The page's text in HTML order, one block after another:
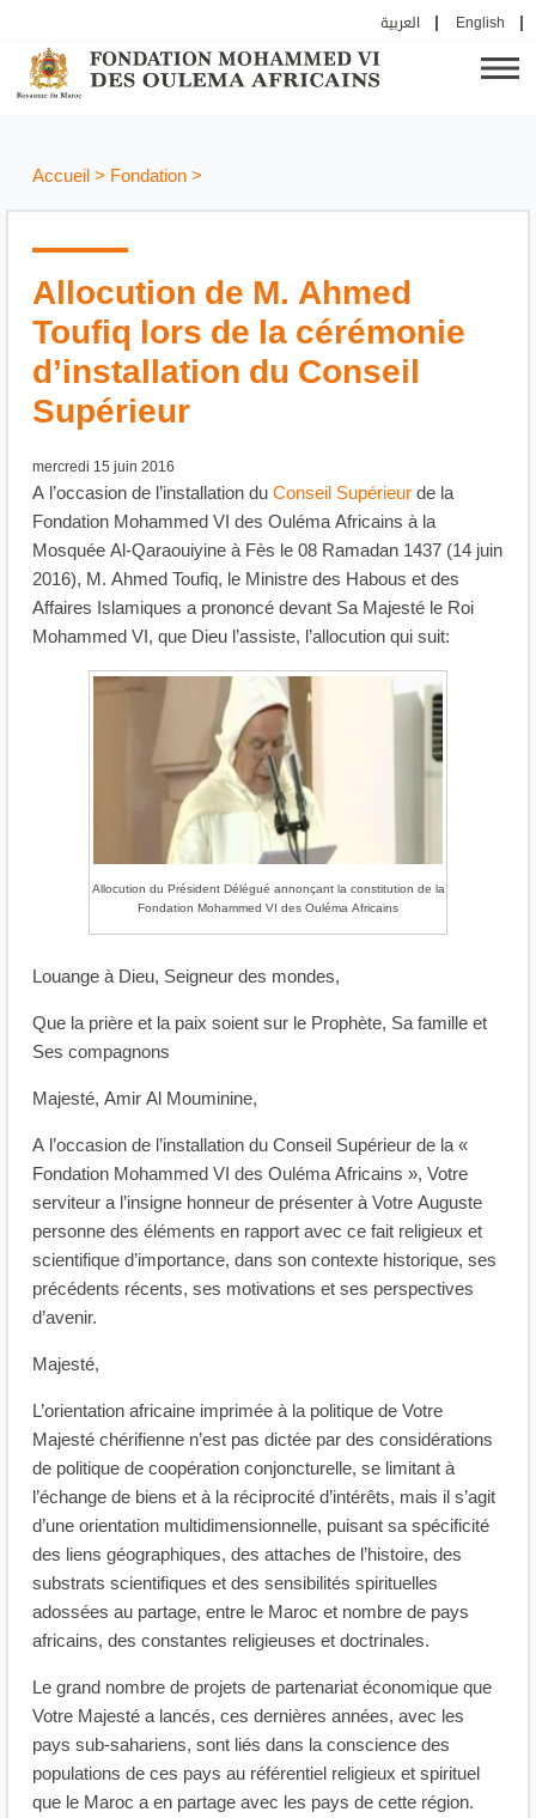
العربية English
Accueil> Fondation>
Allocution de M. Ahmed
Toufiq lors de la cérémonie
d’installation du Conseil
Supérieur
mercredi 15 juin 2016
A l’occasion de l’installation duConseil Supérieurde la
Fondation Mohammed VI des Ouléma Africains à la
Mosquée Al-Qaraouiyine à Fès le 08 Ramadan 1437 (14 juin
2016), M. Ahmed Toufiq, le Ministre des Habous et des
Affaires Islamiques a prononcé devant Sa Majesté le Roi
Mohammed VI, que Dieu l’assiste, l’allocution qui suit:
Allocution du Président Délégué annonçant la constitution de la
Fondation Mohammed VI des Ouléma Africains
Louange à Dieu, Seigneur des mondes,
Que la prière et la paix soient sur le Prophète, Sa famille et
Ses compagnons
Majesté, Amir Al Mouminine,
A l’occasion de l’installation du Conseil Supérieur de la «
Fondation Mohammed VI des Ouléma Africains », Votre
serviteur a l’insigne honneur de présenter à Votre Auguste
personne des éléments en rapport avec ce fait religieux et
scientifique d’importance, dans son contexte historique, ses
précédents récents, ses motivations et ses perspectives
d’avenir.
Majesté,
L’orientation africaine imprimée à la politique de Votre
Majesté chérifienne n’est pas dictée par des considérations
de politique de coopération conjoncturelle, se limitant à
l’échange de biens et à la réciprocité d’intérêts, mais il s’agit
d’une orientation multidimensionnelle, puisant sa spécificité
des liens géographiques, des attaches de l’histoire, des
substrats scientifiques et des sensibilités spirituelles
adossées au partage, entre le Maroc et nombre de pays
africains, des constantes religieuses et doctrinales.
Le grand nombre de projets de partenariat économique que
Votre Majesté a lancés, ces dernières années, avec les
pays sub-sahariens, sont liés dans la conscience des
populations de ces pays au référentiel religieux et spirituel
que le Maroc a en partage avec les pays de cette région.